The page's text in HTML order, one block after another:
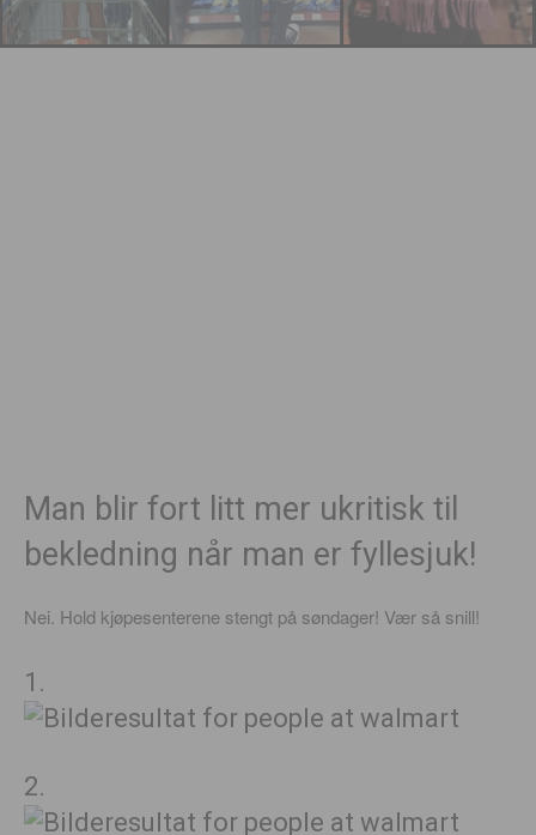
Man blir fort litt mer ukritisk til
bekledning når man er fyllesjuk!
Nei. Hold kjøpesenterene stengt på søndager! Vær så snill!
1.
2.